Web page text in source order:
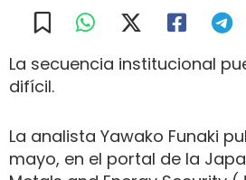
La secuencia institucional
difícil.
La analista Yawako Funaki
mayo, en el portal de la